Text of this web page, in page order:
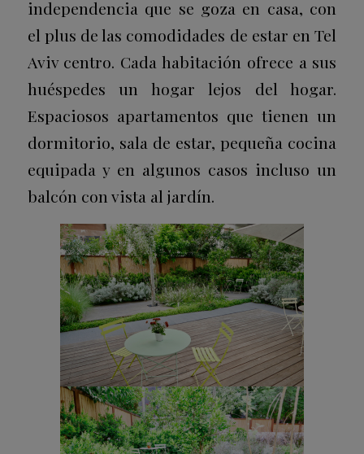
independencia que se goza en casa, con
el plus de las comodidades de estar en Tel
Aviv centro. Cada habitación ofrece a sus
huéspedes un hogar lejos del hogar.
Espaciosos apartamentos que tienen un
dormitorio, sala de estar, pequeña cocina
equipada y en algunos casos incluso un
balcón con vista al jardín.